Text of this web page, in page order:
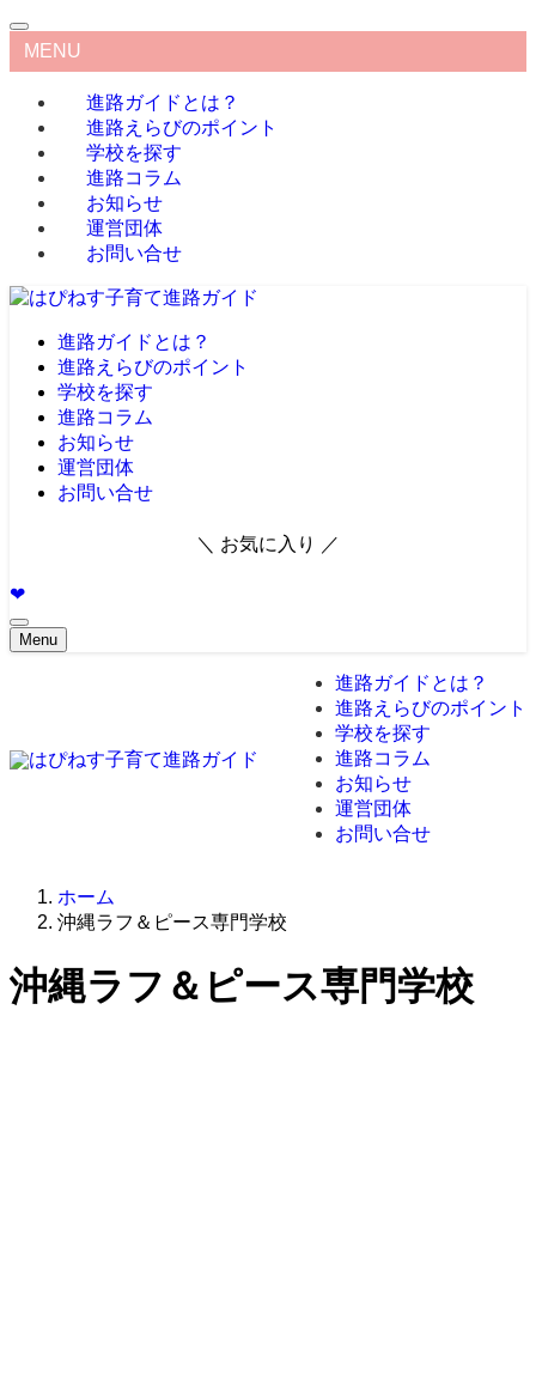
MENU
進路ガイドとは？
進路えらびのポイント
学校を探す
進路コラム
お知らせ
運営団体
お問い合せ
進路ガイドとは？
進路えらびのポイント
学校を探す
進路コラム
お知らせ
運営団体
お問い合せ
＼ お気に入り ／
❤︎
Menu
進路ガイドとは？
進路えらびのポイント
学校を探す
進路コラム
お知らせ
運営団体
お問い合せ
ホーム
沖縄ラフ＆ピース専門学校
沖縄ラフ＆ピース専門学校